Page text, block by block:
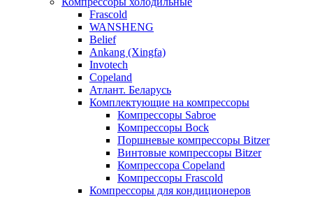
Frascold
WANSHENG
Belief
Ankang (Xingfa)
Invotech
Copeland
Атлант. Беларусь
Комплектующие на компрессоры
Компрессоры Sabroe
Компрессоры Bock
Поршневые компрессоры Bitzer
Винтовые компрессоры Bitzer
Компрессора Copeland
Компрессоры Frascold
Компрессоры для кондиционеров